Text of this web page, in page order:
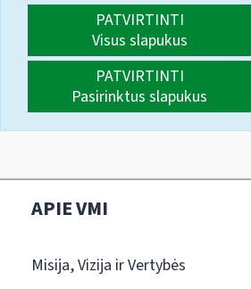
PATVIRTINTI
Visus slapukus
PATVIRTINTI
Pasirinktus slapukus
APIE VMI
Misija, Vizija ir Vertybės